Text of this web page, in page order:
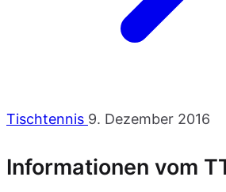
Tischtennis 9. Dezember 2016
Informationen vom